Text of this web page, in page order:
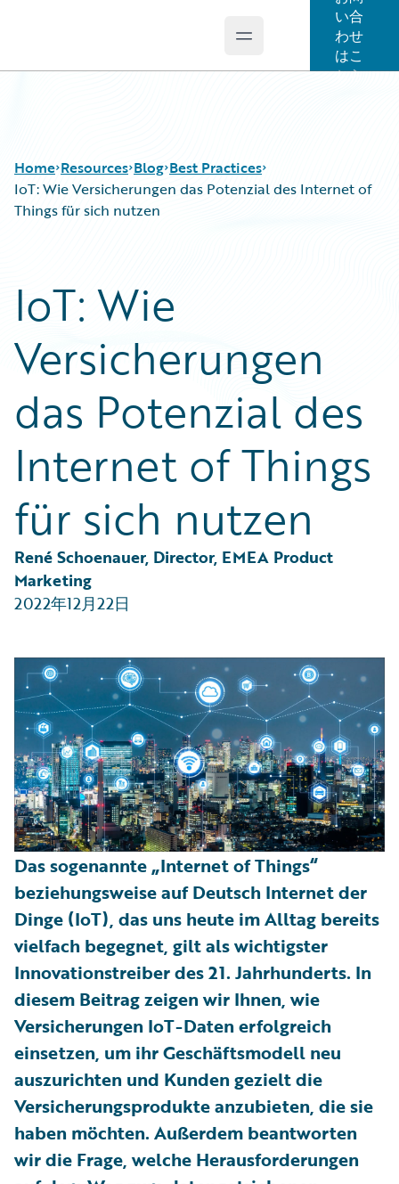
Open main menu
い合
わせ
はこ
ちら
Home Resources
Podcasts
Blog
Help and Support
Insurance Technology FAQ
Blog
Careers
Customer Viewpoint
Developers
General Interest
Partner Perspective
Technology
Best Practices
IoT: Wie Versicherungen das Potenzial des Internet of
Things für sich nutzen
IoT: Wie
Versicherungen
das Potenzial des
Internet of Things
für sich nutzen
René Schoenauer, Director, EMEA Product
Marketing
2022年12月22日
Das sogenannte „Internet of Things“
beziehungsweise auf Deutsch Internet der
Dinge (IoT), das uns heute im Alltag bereits
vielfach begegnet, gilt als wichtigster
Innovationstreiber des 21. Jahrhunderts. In
diesem Beitrag zeigen wir Ihnen, wie
Versicherungen IoT-Daten erfolgreich
einsetzen, um ihr Geschäftsmodell neu
auszurichten und Kunden gezielt die
Versicherungsprodukte anzubieten, die sie
haben möchten. Außerdem beantworten
wir die Frage, welche Herausforderungen